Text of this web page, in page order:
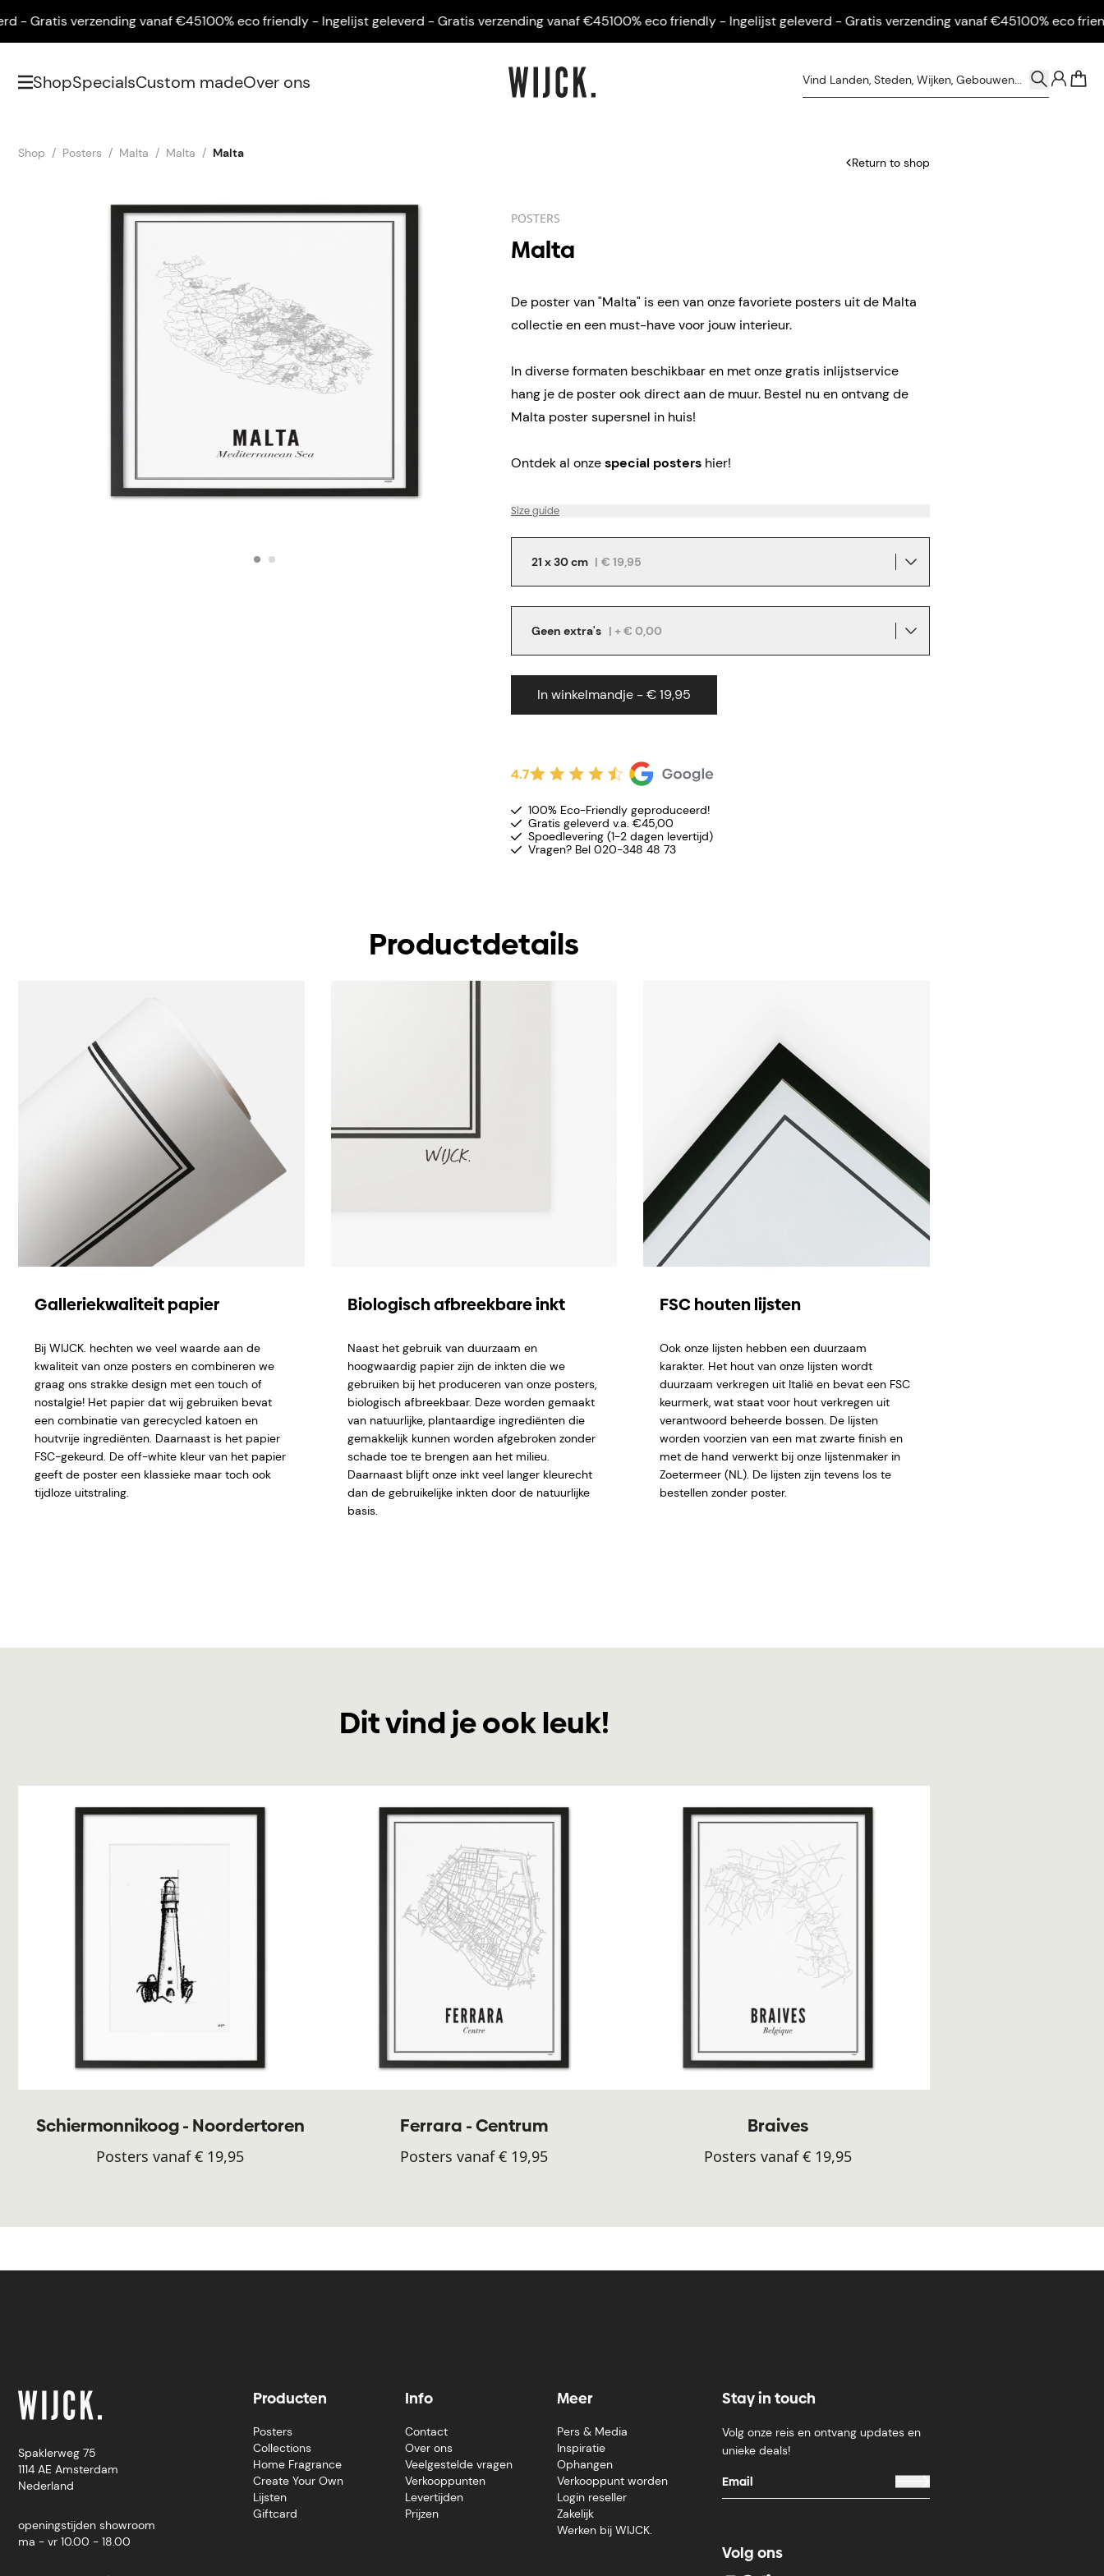
verzending vanaf €45100% eco friendly - Ingelijst geleverd - Gratis verzending vanaf €45100% eco friendly - Ingelijst geleverd - Gratis verzending vanaf €45100% eco friendly
ShopSpecialsCustom madeOver ons
Shop Posters Malta Malta Malta
Return to shop
POSTERS
Malta
De poster van "Malta" is een van onze favoriete posters uit de Malta
collectie en een must-have voor jouw interieur.
In diverse formaten beschikbaar en met onze gratis inlijstservice
hang je de poster ook direct aan de muur. Bestel nu en ontvang de
Malta poster supersnel in huis!
Ontdek al onzespecial posters hier!
Size guide
21 x 30 cm | € 19,95
Geen extra's | + € 0,00
In winkelmandje - € 19,95
4.7
100% Eco-Friendly geproduceerd!
Gratis geleverd v.a. €45,00
Spoedlevering (1-2 dagen levertijd)
Vragen? Bel 020-348 48 73
Productdetails
Galleriekwaliteit papier
Bij WIJCK. hechten we veel waarde aan de
kwaliteit van onze posters en combineren we
graag ons strakke design met een touch of
nostalgie! Het papier dat wij gebruiken bevat
een combinatie van gerecycled katoen en
houtvrije ingrediënten. Daarnaast is het papier
FSC-gekeurd. De off-white kleur van het papier
geeft de poster een klassieke maar toch ook
tijdloze uitstraling.
Biologisch afbreekbare inkt
Naast het gebruik van duurzaam en
hoogwaardig papier zijn de inkten die we
gebruiken bij het produceren van onze posters,
biologisch afbreekbaar. Deze worden gemaakt
van natuurlijke, plantaardige ingrediënten die
gemakkelijk kunnen worden afgebroken zonder
schade toe te brengen aan het milieu.
Daarnaast blijft onze inkt veel langer kleurecht
dan de gebruikelijke inkten door de natuurlijke
basis.
FSC houten lijsten
Ook onze lijsten hebben een duurzaam
karakter. Het hout van onze lijsten wordt
duurzaam verkregen uit Italië en bevat een FSC
keurmerk, wat staat voor hout verkregen uit
verantwoord beheerde bossen. De lijsten
worden voorzien van een mat zwarte finish en
met de hand verwerkt bij onze lijstenmaker in
Zoetermeer (NL). De lijsten zijn tevens los te
bestellen zonder poster.
Dit vind je ook leuk!
Schiermonnikoog - Noordertoren
Posters vanaf € 19,95
Ferrara - Centrum
Posters vanaf € 19,95
Braives
Posters vanaf € 19,95
Spaklerweg 75
1114 AE Amsterdam
Nederland
openingstijden showroom
ma - vr 10.00 - 18.00
Producten
Posters
Collections
Home Fragrance
Create Your Own
Lijsten
Giftcard
Info
Contact
Over ons
Veelgestelde vragen
Verkooppunten
Levertijden
Prijzen
Meer
Pers & Media
Inspiratie
Ophangen
Verkooppunt worden
Login reseller
Zakelijk
Werken bij WIJCK.
Stay in touch
Volg onze reis en ontvang updates en
unieke deals!
Volg ons